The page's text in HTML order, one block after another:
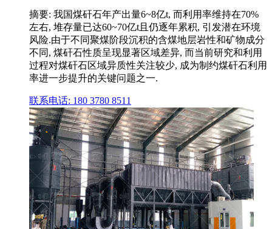
摘要: 我国煤矸石年产出量6~8亿t, 而利用率维持在70%
左右, 堆存量已达60~70亿t且仍逐年累积, 引发潜在环境
风险.由于不同聚煤阶段沉积的含煤地层岩性和矿物成分
不同, 煤矸石性质呈现显著区域差异, 而当前研究和利用
过程对煤矸石区域异质性关注较少, 成为制约煤矸石利用
率进一步提升的关键问题之一.
联系电话: 180 3780 8511